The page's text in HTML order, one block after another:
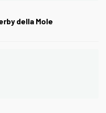
della Mole